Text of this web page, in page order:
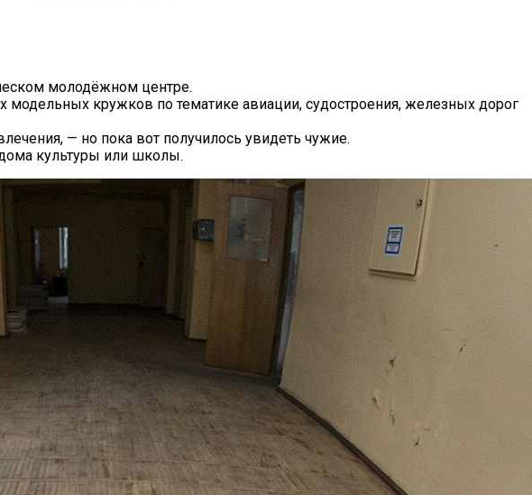
молодёжном центре.
кружков по тематике авиации, судостроения, железных дорог
— но пока вот получилось увидеть чужие.
культуры или школы.